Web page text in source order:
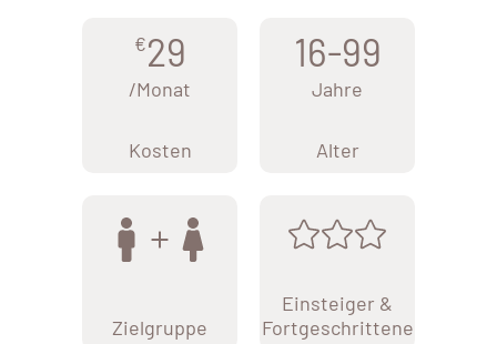
€29
/Monat
Kosten
16-99
Jahre
Alter
Zielgruppe
Einsteiger &
Fortgeschrittene